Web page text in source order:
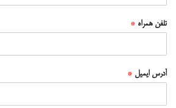
تلفن همراه *
آدرس ایمیل *